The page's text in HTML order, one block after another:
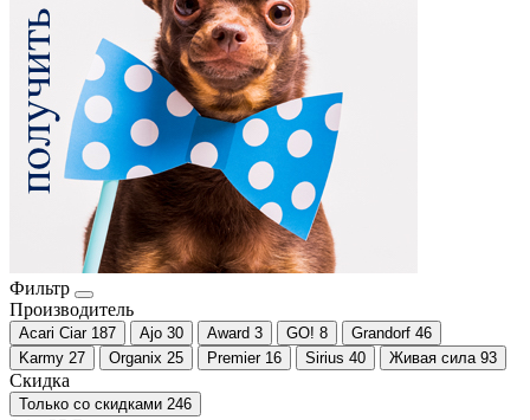
Фильтр
Производитель
Acari Ciar 187 Ajo 30 Award 3 GO! 8 Grandorf 46
Karmy 27 Organix 25 Premier 16 Sirius 40 Живая сила 93
Скидка
Только со cкидками 246